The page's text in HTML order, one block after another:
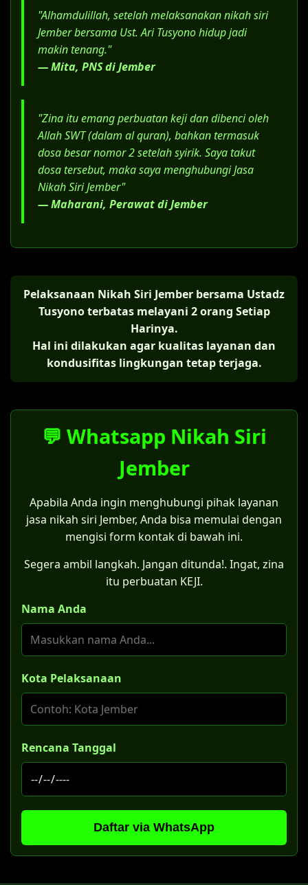
Surat Kuasa Khusus, jika menggunakan
jasa advokat.
"Alhamdulillah, setelah melaksanakan nikah siri
Jember bersama Ust. Ari Tusyono hidup jadi
makin tenang."
— Mita, PNS di Jember
"Zina itu emang perbuatan keji dan dibenci oleh
Allah SWT (dalam al quran), bahkan termasuk
dosa besar nomor 2 setelah syirik. Saya takut
dosa tersebut, maka saya menghubungi Jasa
Nikah Siri Jember"
— Maharani, Perawat di Jember
Pelaksanaan Nikah Siri Jember bersama Ustadz
Tusyono terbatas melayani 2 orang Setiap
Harinya.
Hal ini dilakukan agar kualitas layanan dan
kondusifitas lingkungan tetap terjaga.
💬 Whatsapp Nikah Siri
Jember
Apabila Anda ingin menghubungi pihak layanan
jasa nikah siri Jember, Anda bisa memulai dengan
mengisi form kontak di bawah ini.
Segera ambil langkah. Jangan ditunda!. Ingat, zina
itu perbuatan KEJI.
Nama Anda
Kota Pelaksanaan
Rencana Tanggal
Daftar via WhatsApp